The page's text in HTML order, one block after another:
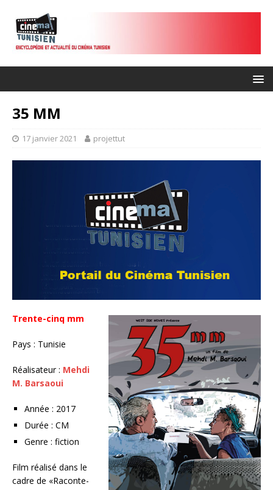
35 MM
17 janvier 2021 projettut
Trente-cinq mm
Pays : Tunisie
Réalisateur : Mehdi
M. Barsaoui
Année : 2017
Durée : CM
Genre : fiction
Film réalisé dans le
cadre de «Raconte-